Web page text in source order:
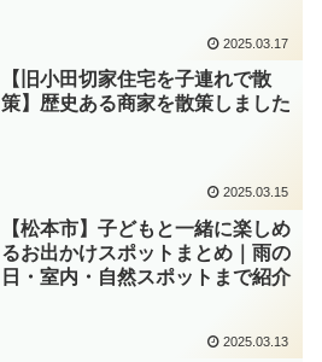
2025.03.17
【旧小田切家住宅を子連れで散
策】歴史ある商家を散策しました
2025.03.15
【松本市】子どもと一緒に楽しめ
るお出かけスポットまとめ｜雨の
日・室内・自然スポットまで紹介
2025.03.13